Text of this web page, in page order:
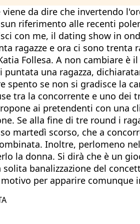
viene da dire che invertendo
riferimento alle recenti
con me, il dating show in
ragazze e ora ci sono
Follesa. A non cambiare
puntata una ragazza,
spento se non si gradisce la
tra la concorrente e uno dei
ai pretendenti con una
Se alla fine di tre round i
martedì scorso, che a
Inoltre, perlomeno
la donna. Si dirà che è un
banalizzazione del
per apparire comunque